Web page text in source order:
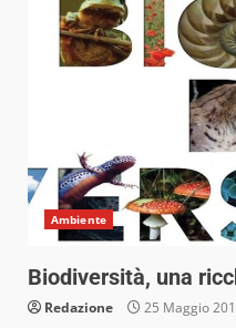
Ambiente
Biodiversità, una
Redazione 25 Maggio